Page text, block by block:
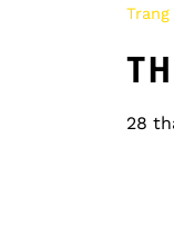
Trang
28